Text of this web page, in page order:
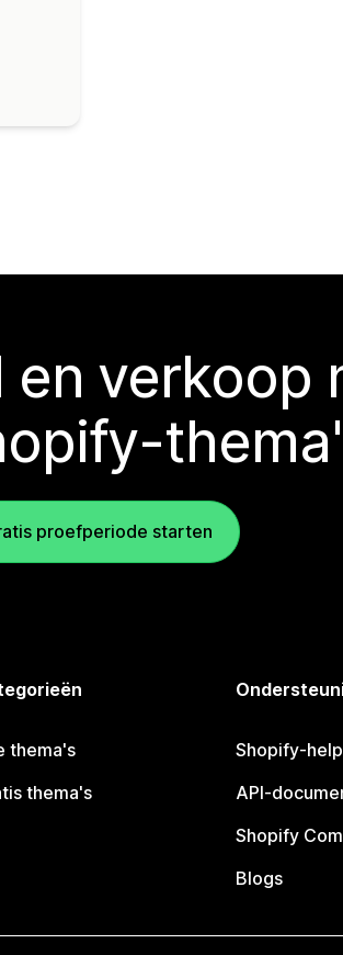
en verkoop
proefperiode starten
thema's
thema's
Shopify-
API-
Shopify
Blogs